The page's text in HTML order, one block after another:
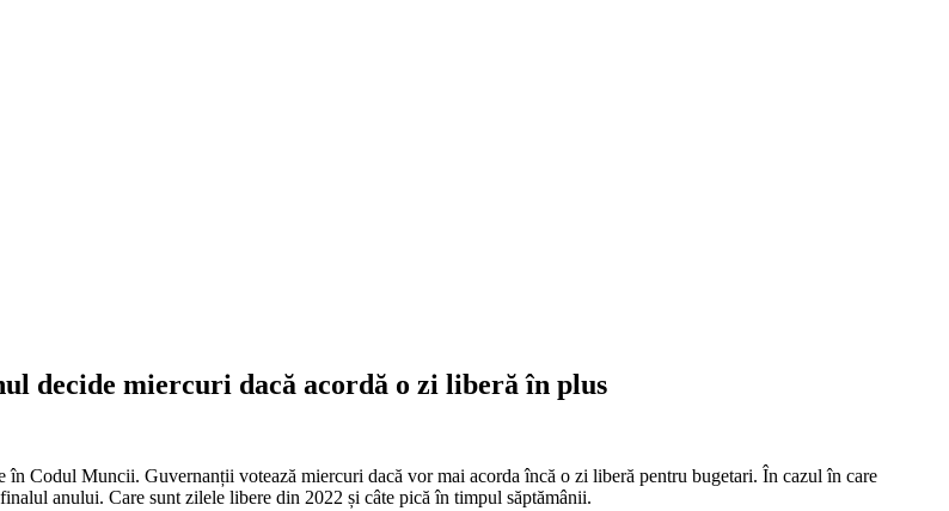
decide miercuri dacă acordă o zi liberă în plus
Codul Muncii. Guvernanții votează miercuri dacă vor mai acorda încă o zi liberă pentru bugetari. În cazul în care
anului. Care sunt zilele libere din 2022 și câte pică în timpul săptămânii.